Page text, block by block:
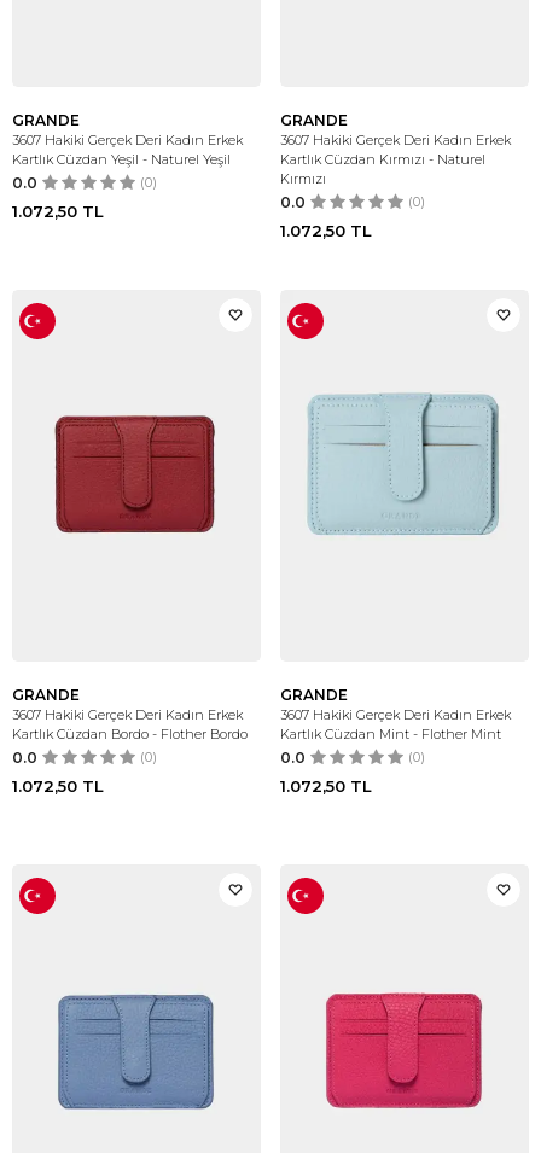
GRANDE
3607 Hakiki Gerçek Deri Kadın Erkek
Kartlık Cüzdan Yeşil - Naturel Yeşil
0.0 (0)
1.072,50 TL
GRANDE
3607 Hakiki Gerçek Deri Kadın Erkek
Kartlık Cüzdan Kırmızı - Naturel
Kırmızı
0.0 (0)
1.072,50 TL
GRANDE
3607 Hakiki Gerçek Deri Kadın Erkek
Kartlık Cüzdan Bordo - Flother Bordo
0.0 (0)
1.072,50 TL
GRANDE
3607 Hakiki Gerçek Deri Kadın Erkek
Kartlık Cüzdan Mint - Flother Mint
0.0 (0)
1.072,50 TL